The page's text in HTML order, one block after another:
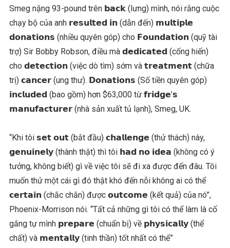
Smeg nặng 93-pound trên 𝗯𝗮𝗰𝗸 (lưng) mình, nói rằng cuộc
chạy bộ của anh 𝗿𝗲𝘀𝘂𝗹𝘁𝗲𝗱 𝗶𝗻 (dẫn đến) 𝗺𝘂𝗹𝘁𝗶𝗽𝗹𝗲
𝗱𝗼𝗻𝗮𝘁𝗶𝗼𝗻𝘀 (nhiều quyên góp) cho 𝗙𝗼𝘂𝗻𝗱𝗮𝘁𝗶𝗼𝗻 (quỹ tài
trợ) Sir Bobby Robson, điều mà 𝗱𝗲𝗱𝗶𝗰𝗮𝘁𝗲𝗱 (cống hiến)
cho 𝗱𝗲𝘁𝗲𝗰𝘁𝗶𝗼𝗻 (việc dò tìm) sớm và 𝘁𝗿𝗲𝗮𝘁𝗺𝗲𝗻𝘁 (chữa
trị) 𝗰𝗮𝗻𝗰𝗲𝗿 (ung thư). 𝗗𝗼𝗻𝗮𝘁𝗶𝗼𝗻𝘀 (Số tiền quyên góp)
𝗶𝗻𝗰𝗹𝘂𝗱𝗲𝗱 (bao gồm) hơn $63,000 từ 𝗳𝗿𝗶𝗱𝗴𝗲’𝘀
𝗺𝗮𝗻𝘂𝗳𝗮𝗰𝘁𝘂𝗿𝗲𝗿 (nhà sản xuất tủ lạnh), Smeg, UK.
“Khi tôi 𝘀𝗲𝘁 𝗼𝘂𝘁 (bắt đầu) 𝗰𝗵𝗮𝗹𝗹𝗲𝗻𝗴𝗲 (thử thách) này,
𝗴𝗲𝗻𝘂𝗶𝗻𝗲𝗹𝘆 (thành thật) thì tôi 𝗵𝗮𝗱 𝗻𝗼 𝗶𝗱𝗲𝗮 (không có ý
tưởng, không biết) gì về việc tôi sẽ đi xa được đến đâu. Tôi
muốn thử một cái gì đó thật khó đến nỗi không ai có thể
𝗰𝗲𝗿𝘁𝗮𝗶𝗻 (chắc chắn) được 𝗼𝘂𝘁𝗰𝗼𝗺𝗲 (kết quả) của nó”,
Phoenix-Morrison nói. “Tất cả những gì tôi có thể làm là cố
gắng tự mình 𝗽𝗿𝗲𝗽𝗮𝗿𝗲 (chuẩn bị) về 𝗽𝗵𝘆𝘀𝗶𝗰𝗮𝗹𝗹𝘆 (thể
chất) và 𝗺𝗲𝗻𝘁𝗮𝗹𝗹𝘆 (tinh thần) tốt nhất có thể”